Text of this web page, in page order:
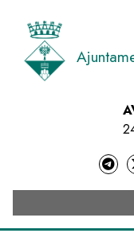
contingut